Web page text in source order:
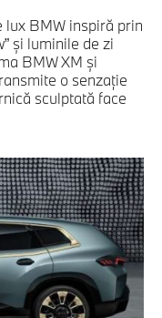
lux BMW inspiră prin
şi luminile de zi
BMW XM şi
o senzaţie
sculptată face